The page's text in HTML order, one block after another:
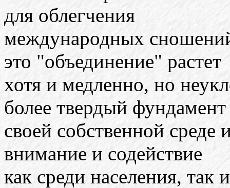
для облегчения
международных
это "объединение" растет
хотя и медленно, но
более твердый фундамент
своей собственной среде
внимание и содействие
как среди населения, так